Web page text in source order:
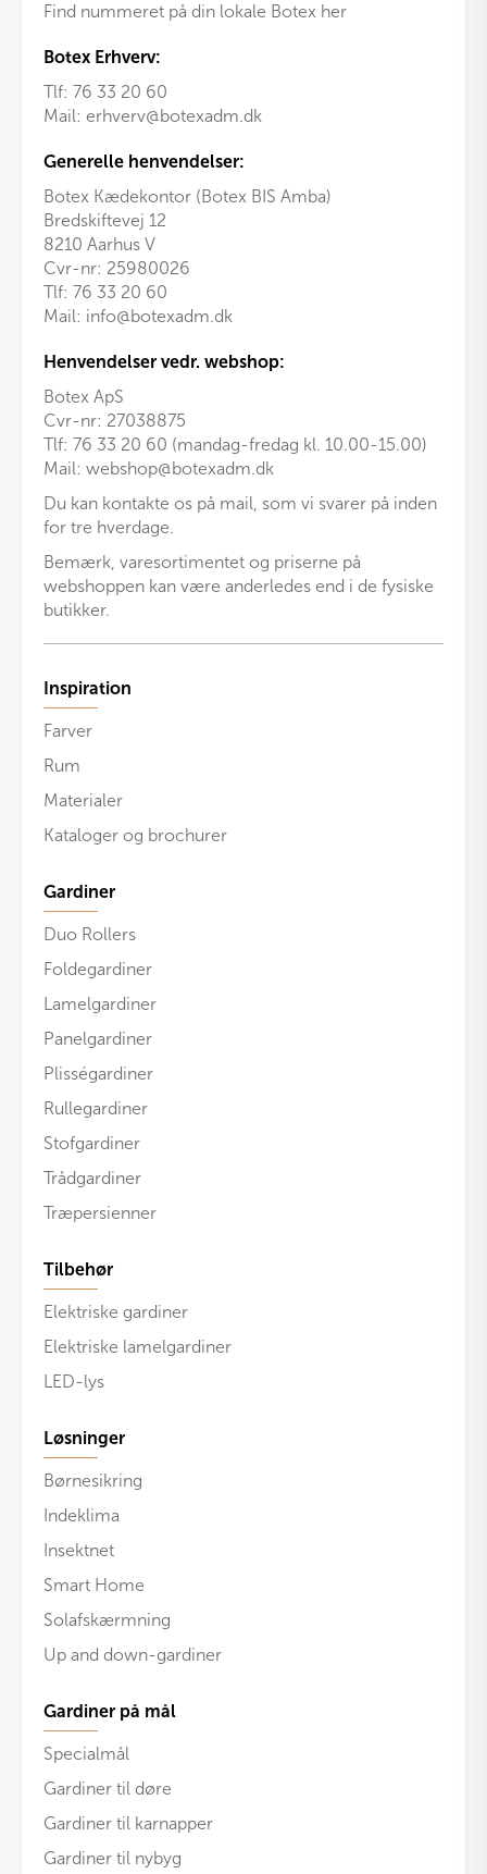
Find nummeret på din lokale Botex her
Botex Erhverv:
Tlf: 76 33 20 60
Mail: erhverv@botexadm.dk
Generelle henvendelser:
Botex Kædekontor (Botex BIS Amba)
Bredskiftevej 12
8210 Aarhus V
Cvr-nr: 25980026
Tlf: 76 33 20 60
Mail: info@botexadm.dk
Henvendelser vedr. webshop:
Botex ApS
Cvr-nr: 27038875
Tlf: 76 33 20 60 (mandag-fredag kl. 10.00-15.00)
Mail: webshop@botexadm.dk
Du kan kontakte os på mail, som vi svarer på inden
for tre hverdage.
Bemærk, varesortimentet og priserne på
webshoppen kan være anderledes end i de fysiske
butikker.
Inspiration
Farver
Rum
Materialer
Kataloger og brochurer
Gardiner
Duo Rollers
Foldegardiner
Lamelgardiner
Panelgardiner
Plisségardiner
Rullegardiner
Stofgardiner
Trådgardiner
Træpersienner
Tilbehør
Elektriske gardiner
Elektriske lamelgardiner
LED-lys
Løsninger
Børnesikring
Indeklima
Insektnet
Smart Home
Solafskærmning
Up and down-gardiner
Gardiner på mål
Specialmål
Gardiner til døre
Gardiner til karnapper
Gardiner til nybyg